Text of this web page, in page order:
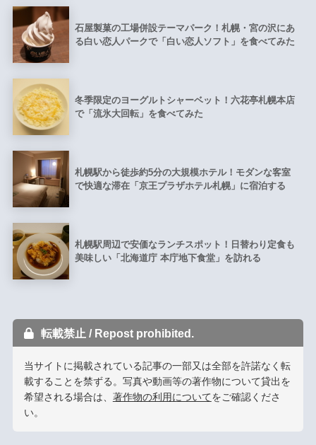
石屋製菓の工場併設テーマパーク！札幌・宮の沢にあ
る白い恋人パークで「白い恋人ソフト」を食べてみた
冬季限定のヨーグルトシャーベット！六花亭札幌本店
で「流氷大回転」を食べてみた
札幌駅から徒歩約5分の大規模ホテル！モダンな客室
で快適な滞在「京王プラザホテル札幌」に宿泊する
札幌駅周辺で安価なランチスポット！日替わり定食も
美味しい「北海道庁 本庁地下食堂」を訪れる
転載禁止 / Repost prohibited.
当サイトに掲載されている記事の一部又は全部を許諾なく転
載することを禁ずる。写真や動画等の著作物について貸出を
希望される場合は、 著作物の利用についてをご確認くださ
い。